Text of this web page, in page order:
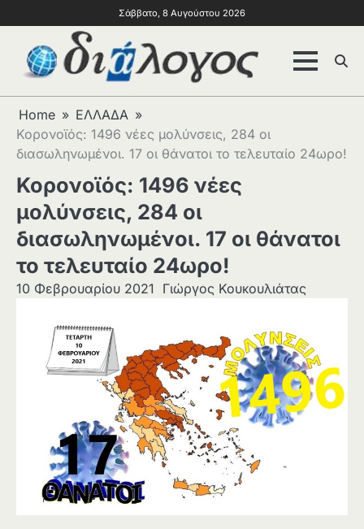
Σάββατο, 8 Αυγούστου 2026
Home
ΕΛΛΑΔΑ
Κορονοϊός: 1496 νέες μολύνσεις, 284 οι
διασωληνωμένοι. 17 οι θάνατοι το τελευταίο 24ωρο!
Κορονοϊός: 1496 νέες
μολύνσεις, 284 οι
διασωληνωμένοι. 17 οι θάνατοι
το τελευταίο 24ωρο!
10 Φεβρουαρίου 2021 Γιώργος Κουκουλιάτας